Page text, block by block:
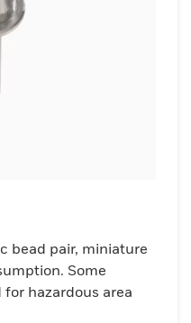
bead pair, miniature
Some
hazardous area